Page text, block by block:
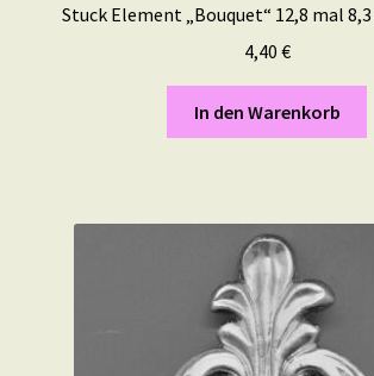
Stuck Element „Bouquet“ 12,8 mal 8,3
4,40 €
In den Warenkorb